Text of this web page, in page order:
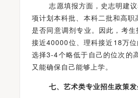
志愿填报方面，史志明建议
项计划本科批、本科二批和高
是否同意调剂专业。因此，考
接近40000位、理科接近18万
选择3-4个略低于自己的位次的
又能确保自己能够上学。
七、 艺术类专业招生政策